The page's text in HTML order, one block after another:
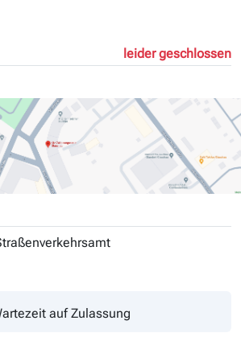
leider geschlossen
auf Zulassung